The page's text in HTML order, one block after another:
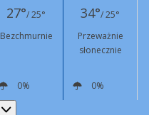
27°/ 25° 34°/ 25°
Bezchmurnie
Przeważnie
słonecznie
0%
0%